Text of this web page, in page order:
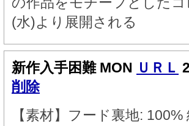
(水)より展開される
新作入手困難 MON ＵＲＬ
削除
【素材】フード裏地: